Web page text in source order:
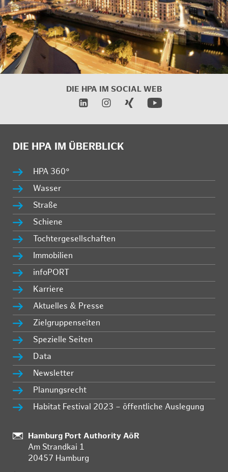
DIE HPA IM SOCIAL WEB
DIE HPA IM ÜBERBLICK
HPA 360°
Wasser
Straße
Schiene
Tochtergesellschaften
Immobilien
infoPORT
Karriere
Aktuelles & Presse
Zielgruppenseiten
Spezielle Seiten
Data
Newsletter
Planungsrecht
Habitat Festival 2023 – öffentliche Auslegung
:
Hamburg Port Authority AöR
Am Strandkai 1
20457 Hamburg